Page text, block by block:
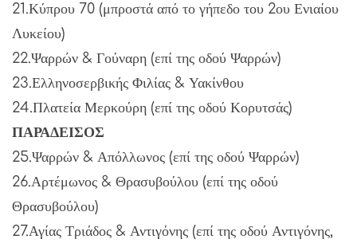
21.Κύπρου 70 (μπροστά από το γήπεδο του 2ου Ενιαίου
Λυκείου)
22.Ψαρρών & Γούναρη (επί της οδού Ψαρρών)
23.Ελληνοσερβικής Φιλίας & Υακίνθου
24.Πλατεία Μερκούρη (επί της οδού Κορυτσάς)
ΠΑΡΑΔΕΙΣΟΣ
25.Ψαρρών & Απόλλωνος (επί της οδού Ψαρρών)
26.Αρτέμωνος & Θρασυβούλου (επί της οδού
Θρασυβούλου)
27.Αγίας Τριάδος & Αντιγόνης (επί της οδού Αντιγόνης,